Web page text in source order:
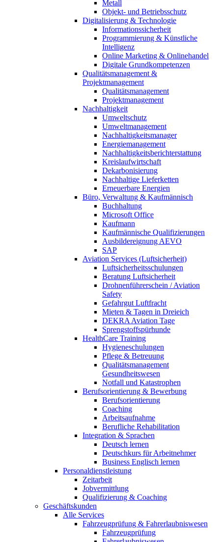
Metall
Objekt- und Betriebsschutz
Digitalisierung & Technologie
Informationssicherheit
Programmierung & Künstliche
Intelligenz
Online Marketing & Onlinehandel
Digitale Grundkompetenzen
Qualitätsmanagement &
Projektmanagement
Qualitätsmanagement
Projektmanagement
Nachhaltigkeit
Umweltschutz
Umweltmanagement
Nachhaltigkeitsmanager
Energiemanagement
Nachhaltigkeitsberichterstattung
Kreislaufwirtschaft
Dekarbonisierung
Nachhaltige Lieferketten
Erneuerbare Energien
Büro, Verwaltung & Kaufmännisch
Buchhaltung
Microsoft Office
Kaufmann
Kaufmännische Qualifizierungen
Ausbildereignung AEVO
SAP
Aviation Services (Luftsicherheit)
Luftsicherheitsschulungen
Beratung Luftsicherheit
Drohnenführerschein / Aviation
Safety
Gefahrgut Luftfracht
Mieten & Tagen in Dreieich
DEKRA Aviation Tage
Sprengstoffspürhunde
HealthCare Training
Hygieneschulungen
Pflege & Betreuung
Qualitätsmanagement
Gesundheitswesen
Notfall und Katastrophen
Berufsorientierung & Bewerbung
Berufsorientierung
Coaching
Arbeitsaufnahme
Berufliche Rehabilitation
Integration & Sprachen
Deutsch lernen
Deutschkurs für Arbeitnehmer
Business Englisch lernen
Personaldienstleistung
Zeitarbeit
Jobvermittlung
Qualifizierung & Coaching
Geschäftskunden
Alle Services
Fahrzeugprüfung & Fahrerlaubniswesen
Fahrzeugprüfung